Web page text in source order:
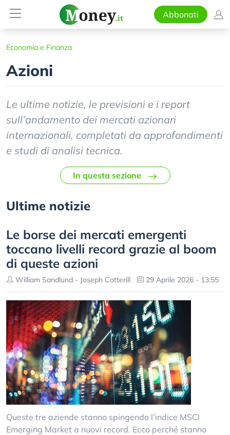
Abbonati
Economia e Finanza
Azioni
Le ultime notizie, le previsioni e i report
sull’andamento dei mercati azionari
internazionali, completati da approfondimenti
e studi di analisi tecnica.
In questa sezione
Ultime notizie
Le borse dei mercati emergenti
toccano livelli record grazie al boom
di queste azioni
William Sandlund - Joseph Cotterill 29 Aprile 2026 - 13:55
Queste tre aziende stanno spingendo l’indice MSCI
Emerging Market a nuovi record. Ecco perché stanno